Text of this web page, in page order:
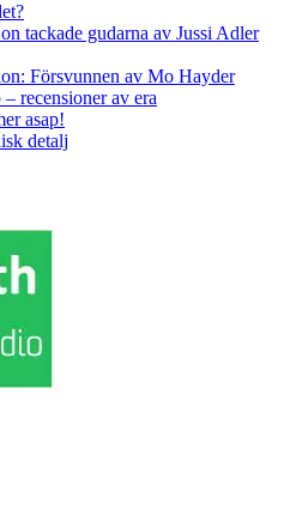
tackade gudarna av Jussi Adler
Försvunnen av Mo Hayder
recensioner av era
asap!
detalj